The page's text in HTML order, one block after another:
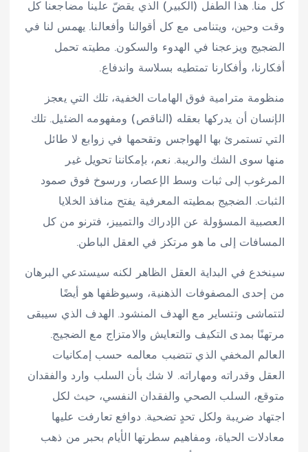
كل منا. هذا الطفل (الكبير) الذي يقضّ علينا مضاجعنا كل
وقت وحين، ويتنامى مع كل أقوالنا وأفعالنا. يهمس لنا في
الضجيج ويزعجنا في الهدوء والسكون. مطيته تحمل
أفكارنا، وأفكارنا تمتطيه بسلاسة واندفاع.
منظومة مترامية فوق الهامات الخفية، تلك التي يعجز
الإنسان أن يدركها بعقله (الناقص) ومفهومه الضئيل. تلك
التي تستمرئ بها الهواجس وتقحمها في زوابع لا طائل
منها سوى الشك والريبة. نعم، بإمكاننا تحويل غير
المرغوب إلى ثبات وسط الإعصار، ورسوخ فوق صمود
الثبات. الضجيج بمطيته المعرفية يفتح منافذ الخلايا
العصبية المسؤولة عن الإدراك والتمييز، فترنو من كل
المسافات إلى ما هو مرتكز في العقل الباطن.
سينخدع في البداية العقل الظاهر لكنه سيستدعي البرهان
من إحدى المصفوفات الذهنية، وسيوظفها هو أيضًا
لتتماشى وتتساير مع الهدف المنشود. الهدف الذي سيبقى
مرتهنًا بمدى التكيف والتعايش والامتزاج مع الضجيج.
العالم المخفي الذي تتضبب معالمه حسب إمكانيات
العقل وقدراته ومهاراته. لا شك بأن السلب وارد والفقدان
متوقع، السلب الصحي والفقدان النفسي، حيث لكل
اجتهاد ضريبة ولكل تحدٍ تضحية. دوافع تعارفت عليها
معادلات الحياة، ومفاهيم سطرتها الأيام بحبر من ذهب